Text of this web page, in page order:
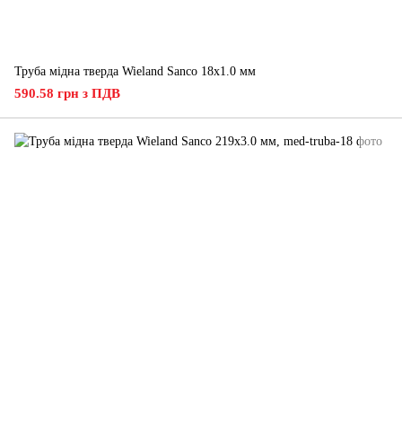
Труба мідна тверда Wieland Sanco 18х1.0 мм
590.58 грн з ПДВ